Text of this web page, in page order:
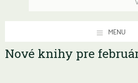
MENU
Nové knihy pre